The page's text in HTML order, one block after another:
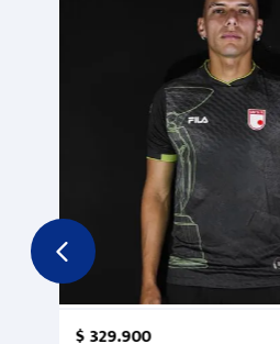
$329.900